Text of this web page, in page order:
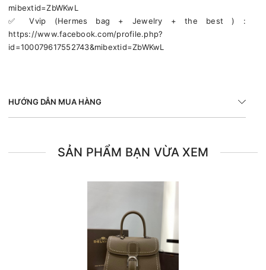
mibextid=ZbWKwL
✅️ Vvip (Hermes bag + Jewelry + the best ) :
https://www.facebook.com/profile.php?
id=100079617552743&mibextid=ZbWKwL
HƯỚNG DẪN MUA HÀNG
SẢN PHẨM BẠN VỪA XEM